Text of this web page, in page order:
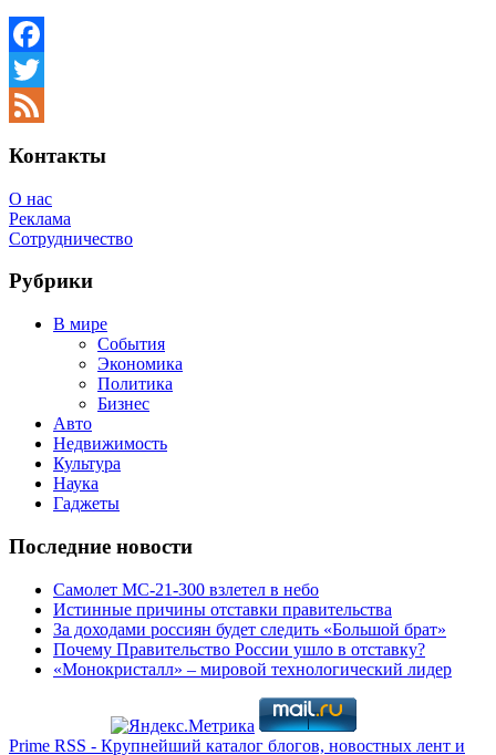
Facebook
Twitter
Контакты
О нас
Реклама
Сотрудничество
Рубрики
В мире
События
Экономика
Политика
Бизнес
Авто
Недвижимость
Культура
Наука
Гаджеты
Последние новости
Самолет МС-21-300 взлетел в небо
Истинные причины отставки правительства
За доходами россиян будет следить «Большой брат»
Почему Правительство России ушло в отставку?
«Монокристалл» – мировой технологический лидер
Prime RSS - Крупнейший каталог блогов, новостных лент и